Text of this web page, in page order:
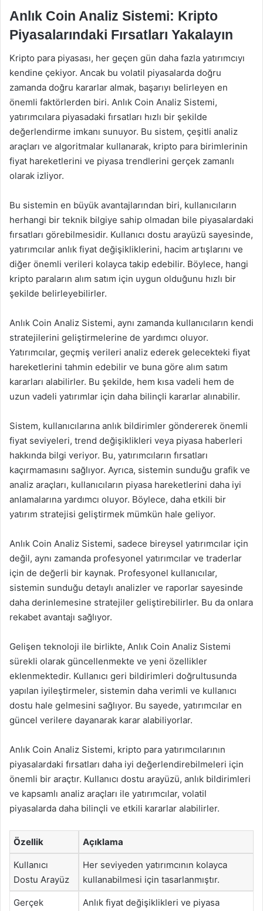
Anlık Coin Analiz Sistemi: Kripto
Piyasalarındaki Fırsatları Yakalayın
Kripto para piyasası, her geçen gün daha fazla yatırımcıyı
kendine çekiyor. Ancak bu volatil piyasalarda doğru
zamanda doğru kararlar almak, başarıyı belirleyen en
önemli faktörlerden biri. Anlık Coin Analiz Sistemi,
yatırımcılara piyasadaki fırsatları hızlı bir şekilde
değerlendirme imkanı sunuyor. Bu sistem, çeşitli analiz
araçları ve algoritmalar kullanarak, kripto para birimlerinin
fiyat hareketlerini ve piyasa trendlerini gerçek zamanlı
olarak izliyor.
Bu sistemin en büyük avantajlarından biri, kullanıcıların
herhangi bir teknik bilgiye sahip olmadan bile piyasalardaki
fırsatları görebilmesidir. Kullanıcı dostu arayüzü sayesinde,
yatırımcılar anlık fiyat değişikliklerini, hacim artışlarını ve
diğer önemli verileri kolayca takip edebilir. Böylece, hangi
kripto paraların alım satım için uygun olduğunu hızlı bir
şekilde belirleyebilirler.
Anlık Coin Analiz Sistemi, aynı zamanda kullanıcıların kendi
stratejilerini geliştirmelerine de yardımcı oluyor.
Yatırımcılar, geçmiş verileri analiz ederek gelecekteki fiyat
hareketlerini tahmin edebilir ve buna göre alım satım
kararları alabilirler. Bu şekilde, hem kısa vadeli hem de
uzun vadeli yatırımlar için daha bilinçli kararlar alınabilir.
Sistem, kullanıcılarına anlık bildirimler göndererek önemli
fiyat seviyeleri, trend değişiklikleri veya piyasa haberleri
hakkında bilgi veriyor. Bu, yatırımcıların fırsatları
kaçırmamasını sağlıyor. Ayrıca, sistemin sunduğu grafik ve
analiz araçları, kullanıcıların piyasa hareketlerini daha iyi
anlamalarına yardımcı oluyor. Böylece, daha etkili bir
yatırım stratejisi geliştirmek mümkün hale geliyor.
Anlık Coin Analiz Sistemi, sadece bireysel yatırımcılar için
değil, aynı zamanda profesyonel yatırımcılar ve traderlar
için de değerli bir kaynak. Profesyonel kullanıcılar,
sistemin sunduğu detaylı analizler ve raporlar sayesinde
daha derinlemesine stratejiler geliştirebilirler. Bu da onlara
rekabet avantajı sağlıyor.
Gelişen teknoloji ile birlikte, Anlık Coin Analiz Sistemi
sürekli olarak güncellenmekte ve yeni özellikler
eklenmektedir. Kullanıcı geri bildirimleri doğrultusunda
yapılan iyileştirmeler, sistemin daha verimli ve kullanıcı
dostu hale gelmesini sağlıyor. Bu sayede, yatırımcılar en
güncel verilere dayanarak karar alabiliyorlar.
Anlık Coin Analiz Sistemi, kripto para yatırımcılarının
piyasalardaki fırsatları daha iyi değerlendirebilmeleri için
önemli bir araçtır. Kullanıcı dostu arayüzü, anlık bildirimleri
ve kapsamlı analiz araçları ile yatırımcılar, volatil
piyasalarda daha bilinçli ve etkili kararlar alabilirler.
Özellik Açıklama
Kullanıcı
Dostu Arayüz
Her seviyeden yatırımcının kolayca
kullanabilmesi için tasarlanmıştır.
Gerçek
Anlık fiyat değişiklikleri ve piyasa